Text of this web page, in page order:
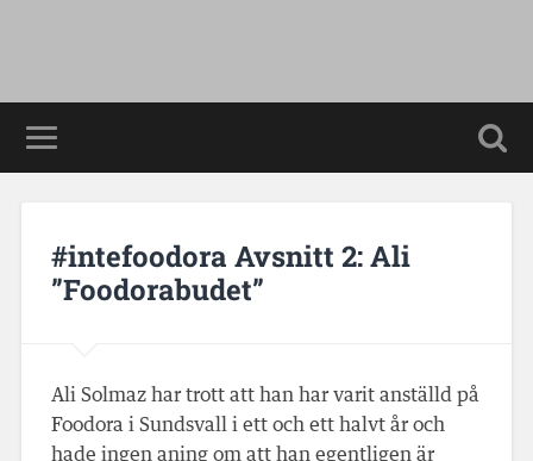
#intefoodora Avsnitt 2: Ali
”Foodorabudet”
Ali Solmaz har trott att han har varit anställd på
Foodora i Sundsvall i ett och ett halvt år och
hade ingen aning om att han egentligen är